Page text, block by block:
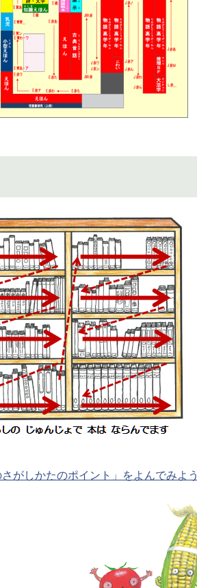
がしかたのポイント」をよんでみよう